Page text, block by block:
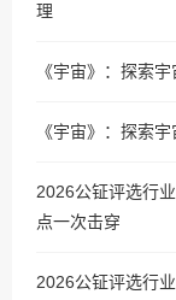
理
《宇宙》：探索
《宇宙》：探索
2026公钲评选行
点一次击穿
2026公钲评选行